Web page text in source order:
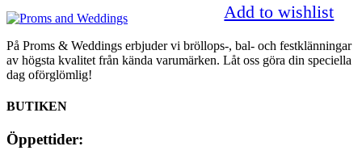
Add to wishlist
På Proms & Weddings erbjuder vi bröllops-, bal- och festklänningar
av högsta kvalitet från kända varumärken. Låt oss göra din speciella
dag oförglömlig!
BUTIKEN
Öppettider: